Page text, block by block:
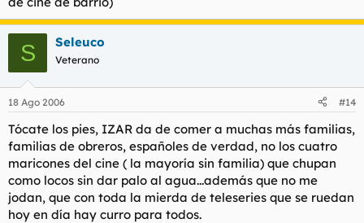
Subvenciones anadie
se lo gane, verias como las peliculas y el arte en general saldria
ganando. Ni un € mas a nadie que no haga cine/arte de
calidad, creo que saldriamos ganando todos.
S Seleuco
Veterano
18 Ago 2006 #14
Tócate los pies, IZAR da de comer a muchas más familias,
familias de obreros, españoles de verdad, no los cuatro
maricones del cine ( la mayoría sin familia) que chupan
como locos sin dar palo al agua...además que no me
jodan, que con toda la mierda de teleseries que se ruedan
hoy en día hay curro para todos.